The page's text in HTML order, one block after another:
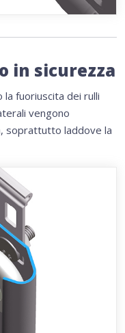
in sicurezza
fuoriuscita dei rulli
vengono
soprattutto laddove la